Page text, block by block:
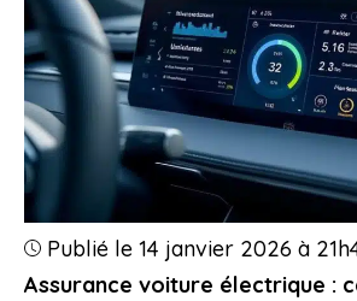
Assurance voiture électrique :
Publié le 14 janvier 2026 à